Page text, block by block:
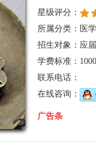
星级评分：
所属分类：医
招生对象：应
学费标准：
联系电话：
在线咨询：
广告条